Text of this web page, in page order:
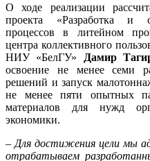
О ходе реализации
проекта «Разработка и
процессов в литейном
центра коллективного
НИУ «БелГУ»
Дамир
освоение не менее семи
решений и запуск
не менее пяти опытных
материалов для нужд
экономики.
– Для достижения цели мы
отрабатываем